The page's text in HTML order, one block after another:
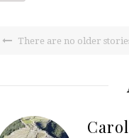
There are no older